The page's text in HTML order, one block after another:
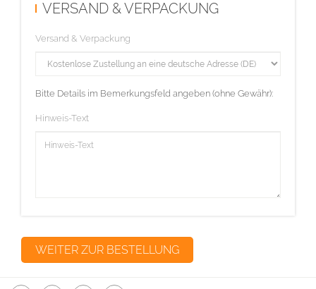
VERSAND & VERPACKUNG
Versand & Verpackung
Bitte Details im Bemerkungsfeld angeben (ohne Gewähr):
Hinweis-Text